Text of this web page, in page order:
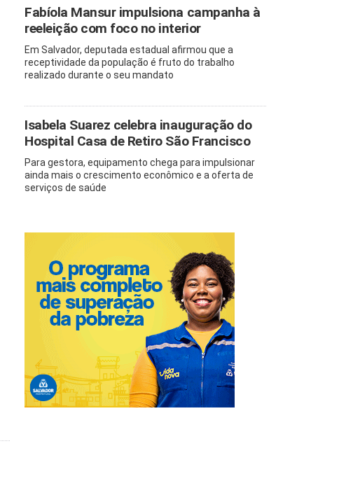
Fabíola Mansur impulsiona campanha à
reeleição com foco no interior
Em Salvador, deputada estadual afirmou que a
receptividade da população é fruto do trabalho
realizado durante o seu mandato
Isabela Suarez celebra inauguração do
Hospital Casa de Retiro São Francisco
Para gestora, equipamento chega para impulsionar
ainda mais o crescimento econômico e a oferta de
serviços de saúde